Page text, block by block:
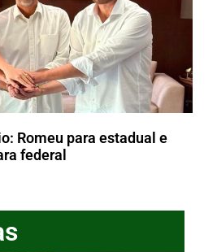
Romeu para estadual e
federal